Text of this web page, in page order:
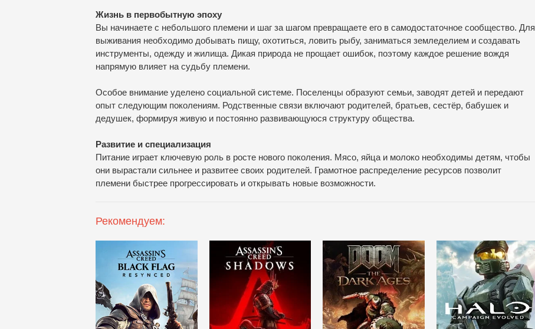
Жизнь в первобытную эпоху
Вы начинаете с небольшого племени и шаг за шагом превращаете его в самодостаточное сообщество. Для
выживания необходимо добывать пищу, охотиться, ловить рыбу, заниматься земледелием и создавать
инструменты, одежду и жилища. Дикая природа не прощает ошибок, поэтому каждое решение вождя
напрямую влияет на судьбу племени.
Особое внимание уделено социальной системе. Поселенцы образуют семьи, заводят детей и передают
опыт следующим поколениям. Родственные связи включают родителей, братьев, сестёр, бабушек и
дедушек, формируя живую и постоянно развивающуюся структуру общества.
Развитие и специализация
Питание играет ключевую роль в росте нового поколения. Мясо, яйца и молоко необходимы детям, чтобы
они вырастали сильнее и развитее своих родителей. Грамотное распределение ресурсов позволит
племени быстрее прогрессировать и открывать новые возможности.
Рекомендуем: